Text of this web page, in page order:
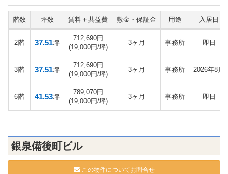
階数 坪数 賃料＋共益費 敷金・保証金 用途 入居日
2階 37.51坪
712,690円
(19,000円/坪)
3ヶ月 事務所 即日
3階 37.51坪
712,690円
(19,000円/坪)
3ヶ月 事務所 2026年8月
6階 41.53坪
789,070円
(19,000円/坪)
3ヶ月 事務所 即日
銀泉備後町ビル
この物件についてお問合せ